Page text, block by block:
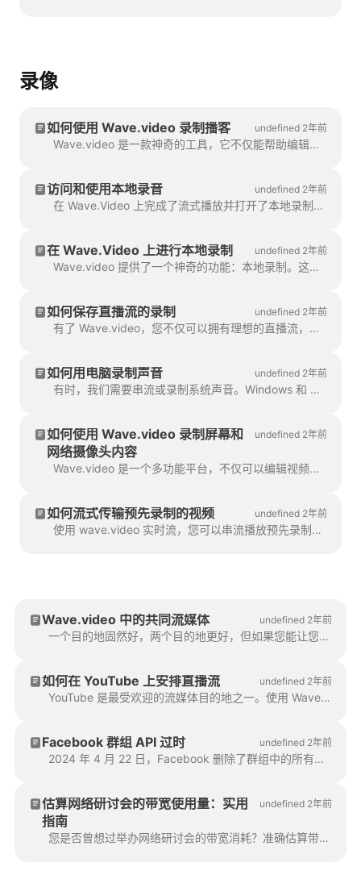
录像
如何使用 Wave.video 录制播客 undefined 2年前
Wave.video 是一款神奇的工具，它不仅能帮助编辑视频，还能帮助制作流媒体和播客。当你创建音频或视频时，Wave.video 可以帮助你进行编辑。
访问和使用本地录音 undefined 2年前
在 Wave.Video 上完成了流式播放并打开了本地录制？太好了！现在有两种简单的方法来使用您录制的内容：1. 下载并使用...
在 Wave.Video 上进行本地录制 undefined 2年前
Wave.video 提供了一个神奇的功能：本地录制。这让直播流的参与者可以直接在 Wave.video 上录制自己的音频和视频流。
如何保存直播流的录制 undefined 2年前
有了 Wave.video，您不仅可以拥有理想的直播流，还可以随时保存、编辑或下载到电脑。因此，让我们一起来了解一下 Wave.video 的使用方法。
如何用电脑录制声音 undefined 2年前
有时，我们需要串流或录制系统声音。Windows 和 macOS 都没有提供这一功能，不过，我们有一个方法。
如何使用 Wave.video 录制屏幕和
网络摄像头内容
undefined 2年前
Wave.video 是一个多功能平台，不仅可以编辑视频、创建缩略图并同时流式传输到多个平台，还可以...
如何流式传输预先录制的视频 undefined 2年前
使用 wave.video 实时流，您可以串流播放预先录制的视频。您无需在工作室中手动点击直播按钮。要开始...
Wave.video 中的共同流媒体 undefined 2年前
一个目的地固然好，两个目的地更好，但如果您能让您的追随者和您的客人同时看到您的视频，那会怎样呢？欢迎使用 Wave.video 联合流功能！...
如何在 YouTube 上安排直播流 undefined 2年前
YouTube 是最受欢迎的流媒体目的地之一。使用 Wave.video 在 YouTube 上设置流媒体的过程与其他流媒体没有什么不同。
Facebook 群组 API 过时 undefined 2年前
2024 年 4 月 22 日，Facebook 删除了群组中的所有第三方应用程序。不幸的是，这意味着您将无法将您的 Facebook 群组添加为指定群组。
估算网络研讨会的带宽使用量：实用
指南
undefined 2年前
您是否曾想过举办网络研讨会的带宽消耗？准确估算带宽对于实现无缝流媒体体验至关重要。